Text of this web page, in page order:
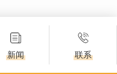
新闻 联系